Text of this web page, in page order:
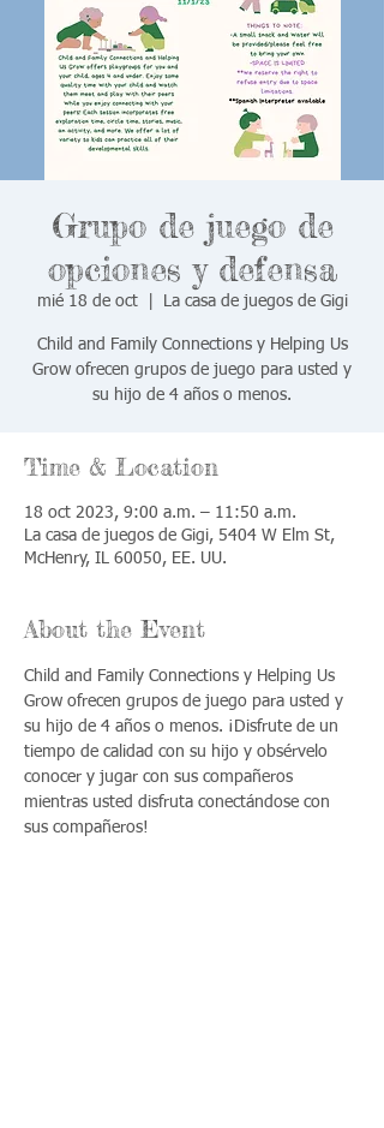
Grupo de juego de
opciones y defensa
mié 18 de oct
  |
La casa de juegos de Gigi
Child and Family Connections y Helping Us
Grow ofrecen grupos de juego para usted y
su hijo de 4 años o menos.
Time & Location
18 oct 2023, 9:00 a.m. – 11:50 a.m.
La casa de juegos de Gigi, 5404 W Elm St,
McHenry, IL 60050, EE. UU.
About the Event
Child and Family Connections y Helping Us
Grow ofrecen grupos de juego para usted y
su hijo de 4 años o menos. ¡Disfrute de un
tiempo de calidad con su hijo y obsérvelo
conocer y jugar con sus compañeros
mientras usted disfruta conectándose con
sus compañeros!